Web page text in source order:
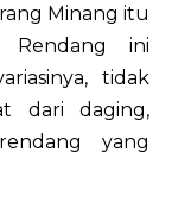
Minang itu
Rendang ini
tidak
dari daging,
yang